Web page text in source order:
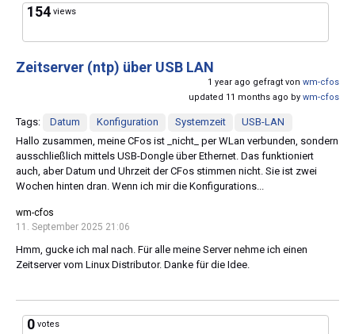
154 views
Zeitserver (ntp) über USB LAN
1 year ago gefragt von wm-cfos
updated 11 months ago by wm-cfos
Tags: Datum Konfiguration Systemzeit
USB-LAN
Hallo zusammen, meine CFos ist _nicht_ per WLan verbunden, sondern
ausschließlich mittels USB-Dongle über Ethernet. Das funktioniert
auch, aber Datum und Uhrzeit der CFos stimmen nicht. Sie ist zwei
Wochen hinten dran. Wenn ich mir die Konfigurations...
wm-cfos
11. September 2025 21:06
Hmm, gucke ich mal nach. Für alle meine Server nehme ich einen
Zeitserver vom Linux Distributor. Danke für die Idee.
0 votes